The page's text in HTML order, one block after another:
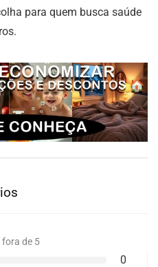
para quem busca saúde
fora de 5
0